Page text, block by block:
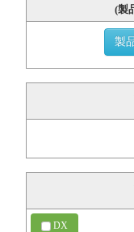
(製
製
DX